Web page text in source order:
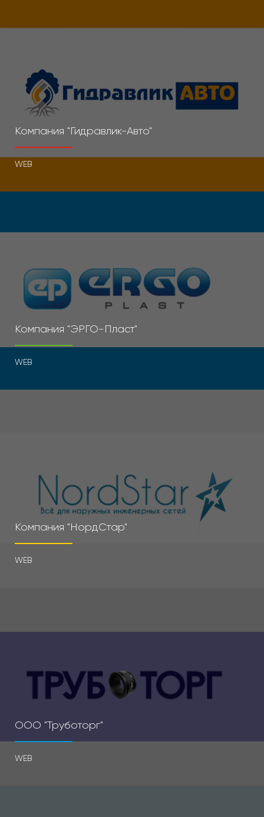
Компания "Гидравлик-Авто"
WEB
Компания "ЭРГО-Пласт"
WEB
Компания "НордСтар"
WEB
ООО "Труботорг"
WEB